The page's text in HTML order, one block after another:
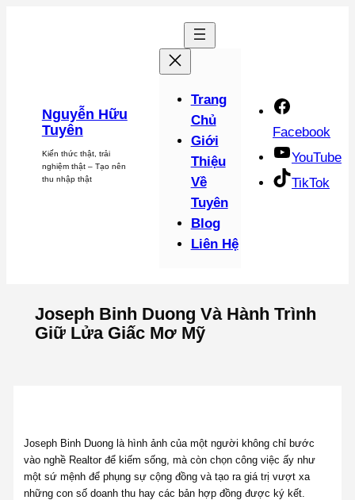
Nguyễn Hữu
Tuyên
Kiến thức thật, trải
nghiệm thật – Tạo nên
thu nhập thật
Trang
Chủ
Giới
Thiệu
Về
Tuyên
Blog
Liên Hệ
Facebook
YouTube
TikTok
Joseph Binh Duong Và Hành Trình
Giữ Lửa Giấc Mơ Mỹ
Joseph Binh Duong là hình ảnh của một người không chỉ bước
vào nghề Realtor để kiếm sống, mà còn chọn công việc ấy như
một sứ mệnh để phụng sự cộng đồng và tạo ra giá trị vượt xa
những con số doanh thu hay các bản hợp đồng được ký kết.